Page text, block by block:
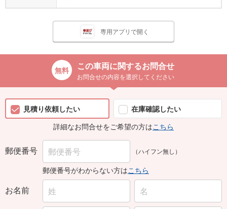
専用アプリで開く
この車両に関するお問合せ
お問合せの内容を選択してください
見積り依頼したい
在庫確認したい
詳細なお問合せをご希望の方はこちら
郵便番号 （ハイフン無し）
郵便番号がわからない方はこちら
お名前